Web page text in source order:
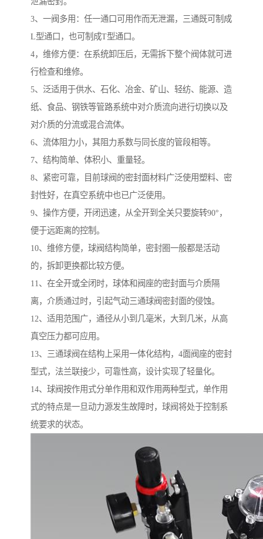
3、一阀多用：任一通口可用作而无泄漏，三通既可制成
L型通口，也可制成T型通口。
4，维修方便：在系统卸压后，无需拆下整个阀体就可进
行检查和维修。
5、泛适用于供水、石化、冶金、矿山、轻纺、能源、造
纸、食品、钢铁等管路系统中对介质流向进行切换以及
对介质的分流或混合流体。
6、流体阻力小，其阻力系数与同长度的管段相等。
7、结构简单、体积小、重量轻。
8、紧密可靠，目前球阀的密封面材料广泛使用塑料、密
封性好，在真空系统中也已广泛使用。
9、操作方便，开闭迅速，从全开到全关只要旋转90°，
便于远距离的控制。
10、维修方便，球阀结构简单，密封圈一般都是活动
的，拆卸更换都比较方便。
11、在全开或全闭时，球体和阀座的密封面与介质隔
离，介质通过时，引起气动三通球阀密封面的侵蚀。
12、适用范围广，通径从小到几毫米，大到几米，从高
真空压力都可应用。
13、三通球阀在结构上采用一体化结构，4面阀座的密封
型式，法兰联接少，可靠性高，设计实现了轻量化。
14、球阀按作用式分单作用和双作用两种型式，单作用
式的特点是一旦动力源发生故障时，球阀将处于控制系
统要求的状态。